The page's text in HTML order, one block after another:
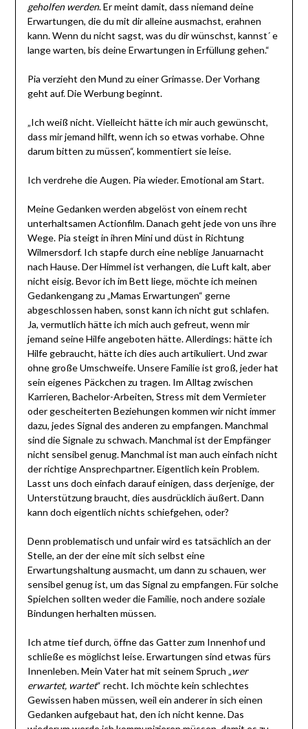
geholfen werden. Er meint damit, dass niemand deine
Erwartungen, die du mit dir alleine ausmachst, erahnen
kann. Wenn du nicht sagst, was du dir wünschst, kannst´ e
lange warten, bis deine Erwartungen in Erfüllung gehen.“
Pia verzieht den Mund zu einer Grimasse. Der Vorhang
geht auf. Die Werbung beginnt.
„Ich weiß nicht. Vielleicht hätte ich mir auch gewünscht,
dass mir jemand hilft, wenn ich so etwas vorhabe. Ohne
darum bitten zu müssen“, kommentiert sie leise.
Ich verdrehe die Augen. Pia wieder. Emotional am Start.
Meine Gedanken werden abgelöst von einem recht
unterhaltsamen Actionfilm. Danach geht jede von uns ihre
Wege. Pia steigt in ihren Mini und düst in Richtung
Wilmersdorf. Ich stapfe durch eine neblige Januarnacht
nach Hause. Der Himmel ist verhangen, die Luft kalt, aber
nicht eisig. Bevor ich im Bett liege, möchte ich meinen
Gedankengang zu „Mamas Erwartungen“ gerne
abgeschlossen haben, sonst kann ich nicht gut schlafen.
Ja, vermutlich hätte ich mich auch gefreut, wenn mir
jemand seine Hilfe angeboten hätte. Allerdings: hätte ich
Hilfe gebraucht, hätte ich dies auch artikuliert. Und zwar
ohne große Umschweife. Unsere Familie ist groß, jeder hat
sein eigenes Päckchen zu tragen. Im Alltag zwischen
Karrieren, Bachelor-Arbeiten, Stress mit dem Vermieter
oder gescheiterten Beziehungen kommen wir nicht immer
dazu, jedes Signal des anderen zu empfangen. Manchmal
sind die Signale zu schwach. Manchmal ist der Empfänger
nicht sensibel genug. Manchmal ist man auch einfach nicht
der richtige Ansprechpartner. Eigentlich kein Problem.
Lasst uns doch einfach darauf einigen, dass derjenige, der
Unterstützung braucht, dies ausdrücklich äußert. Dann
kann doch eigentlich nichts schiefgehen, oder?
Denn problematisch und unfair wird es tatsächlich an der
Stelle, an der der eine mit sich selbst eine
Erwartungshaltung ausmacht, um dann zu schauen, wer
sensibel genug ist, um das Signal zu empfangen. Für solche
Spielchen sollten weder die Familie, noch andere soziale
Bindungen herhalten müssen.
Ich atme tief durch, öffne das Gatter zum Innenhof und
schließe es möglichst leise. Erwartungen sind etwas fürs
Innenleben. Mein Vater hat mit seinem Spruch „wer
erwartet, wartet“ recht. Ich möchte kein schlechtes
Gewissen haben müssen, weil ein anderer in sich einen
Gedanken aufgebaut hat, den ich nicht kenne. Das